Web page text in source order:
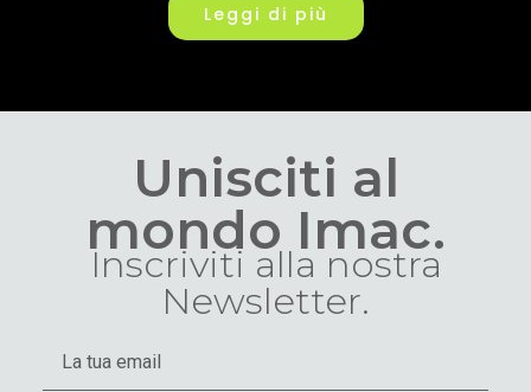
Leggi di più
Unisciti al
mondo Imac.
Inscriviti alla nostra
Newsletter.